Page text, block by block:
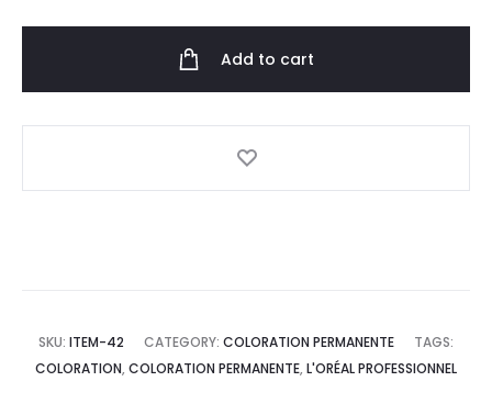
Add to cart
SKU: ITEM-42 CATEGORY: COLORATION PERMANENTE
TAGS:
COLORATION, COLORATION PERMANENTE, L'ORÉAL PROFESSIONNEL